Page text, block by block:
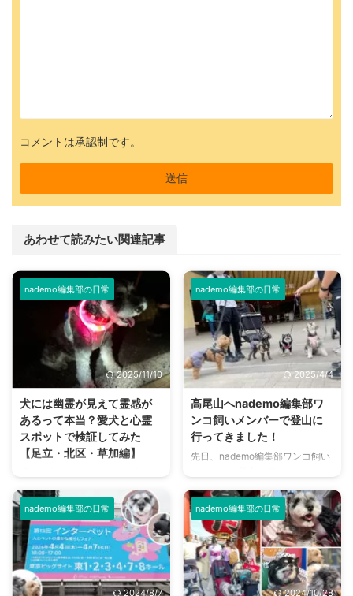
コメントは承認制です。
あわせて読みたい関連記事
nademo編集部の日常
2025/11/10
犬には幽霊が見えて霊感が
あるって本当？愛犬と心霊
スポットで検証してみた
【足立・北区・草加編】
いて唸りだしたり吠えたりした！
このようなことを経験をしたり見
たことがある方は、多いのではな
いでしょうか？ 「まさか…何かが
見えている？…」 これは検証して
みたいと思い、nademo編集部の
ワンコと一緒に心霊スポットに行
nademo編集部の日常
2025/4/4
高尾山へnademo編集部ワ
ンコ飼いメンバーで登山に
行ってきました！
先日、nademo編集部ワンコ飼い
た！ 登ったのは観光客からの登
山者も多く、令和2年に日本遺産
に認定された東京都八王子市にあ
る「高尾山」。 私以外のメンバ
ーは登山経験者でしたが、ワンコ
と行くのは初めてとのこと。 高
尾山や、山を駆け登るワンコたち
nademo編集部の日常
2024/8/7
nademo編集部の日常
2024/10/28